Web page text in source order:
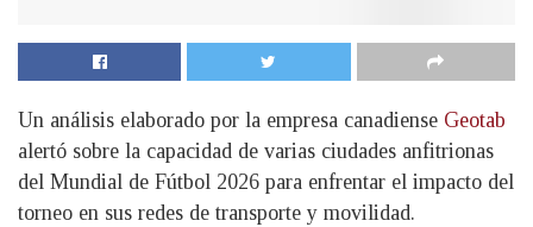
Un análisis elaborado por la empresa canadiense Geotab
alertó sobre la capacidad de varias ciudades anfitrionas
del Mundial de Fútbol 2026 para enfrentar el impacto del
torneo en sus redes de transporte y movilidad.